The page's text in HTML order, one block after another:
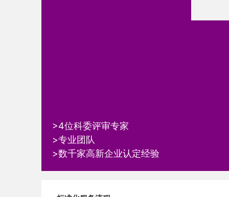
>4位科委评审专家
>专业团队
>数千家高新企业认定经验